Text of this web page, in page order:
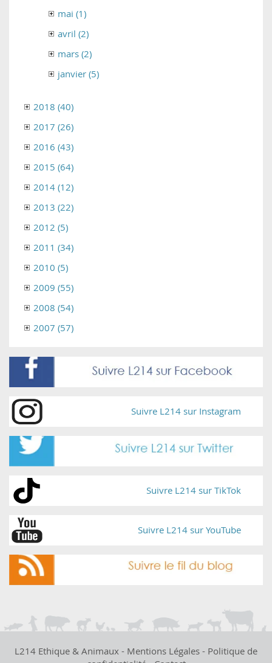
mai (1)
avril (2)
mars (2)
janvier (5)
2018 (40)
2017 (26)
2016 (43)
2015 (64)
2014 (12)
2013 (22)
2012 (5)
2011 (34)
2010 (5)
2009 (55)
2008 (54)
2007 (57)
Suivre L214 sur Instagram
Suivre L214 sur TikTok
Suivre L214 sur YouTube
L214 Ethique & Animaux - Mentions Légales - Politique de